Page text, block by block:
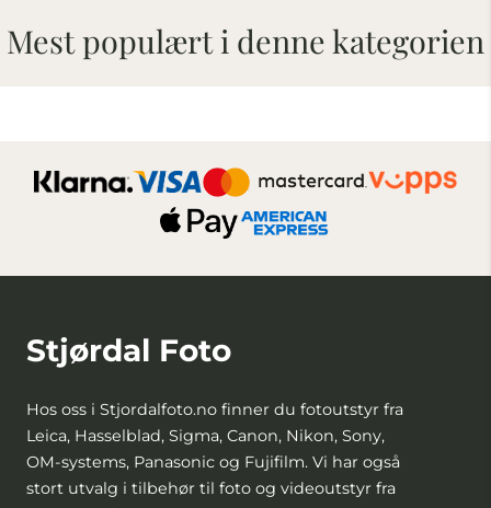
Mest populært i denne kategorien
Stjørdal Foto
Hos oss i Stjordalfoto.no finner du fotoutstyr fra
Leica, Hasselblad, Sigma, Canon, Nikon, Sony,
OM-systems, Panasonic og Fujifilm. Vi har også
stort utvalg i tilbehør til foto og videoutstyr fra